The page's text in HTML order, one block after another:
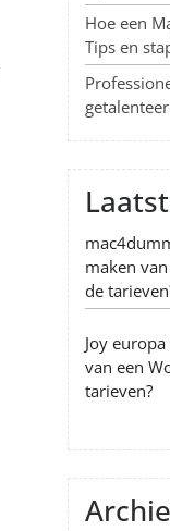
Hoe een
Tips en
maken
de
Joy europa
van een
tarieven?